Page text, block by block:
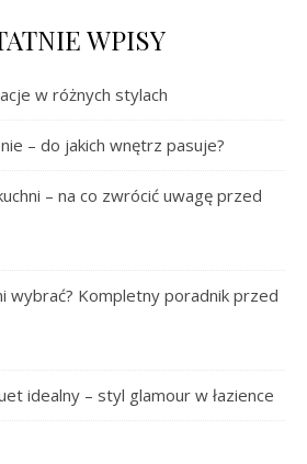
WPISY
w różnych stylach
– do jakich wnętrz pasuje?
– na co zwrócić uwagę przed
wybrać? Kompletny poradnik przed
idealny – styl glamour w łazience